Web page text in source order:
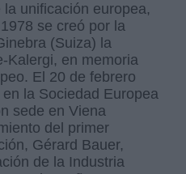
unificación europea,
se creó por la
(Suiza) la
Kalergi, en memoria
El 20 de febrero
la Sociedad Europea
sede en Viena
del primer
Gérard Bauer,
de la Industria